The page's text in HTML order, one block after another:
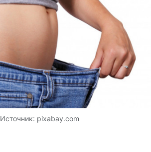
Источник: pixabay.com